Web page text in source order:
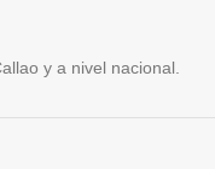
y a nivel nacional.